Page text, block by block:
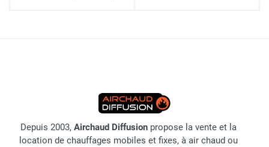
Depuis 2003, Airchaud Diffusion propose la vente et la
location de chauffages mobiles et fixes, à air chaud ou